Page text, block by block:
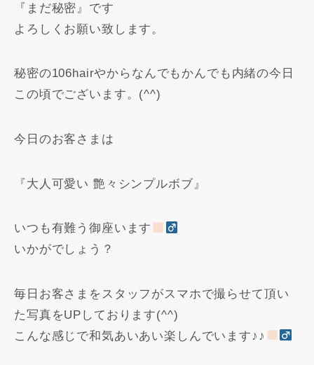
『まだ秘密️』です
よろしくお願い致します。
秘密の106hairやからなんでもかんでも内緒️の今日
この頃でございます。(^^)
今日のお客さまは
『大人可愛い 艶々シンプルボブ』
いつも有難う御座います
いかがでしょう？
毎日お客さまをスタッフがスマホで撮らせて頂い
た写真をUPしております(^^)
こんな感じで和気あいあい楽しんでいます♪♪